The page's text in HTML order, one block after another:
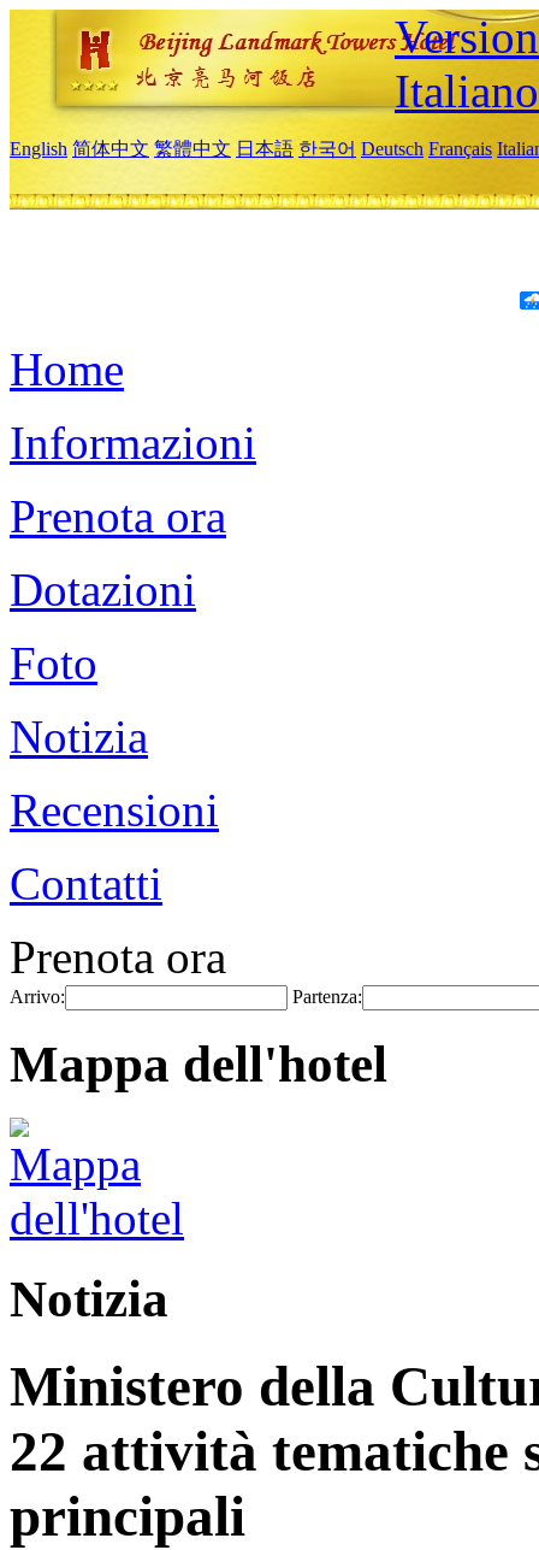
Italiano
English 简体中文 繁體中文 日本語 한국어 Deutsch Français
Home
Informazioni
Prenota ora
Dotazioni
Foto
Notizia
Recensioni
Contatti
Prenota ora
Arrivo: Partenza:
Mappa dell'hotel
Notizia
Ministero della
22 attività tematiche
principali